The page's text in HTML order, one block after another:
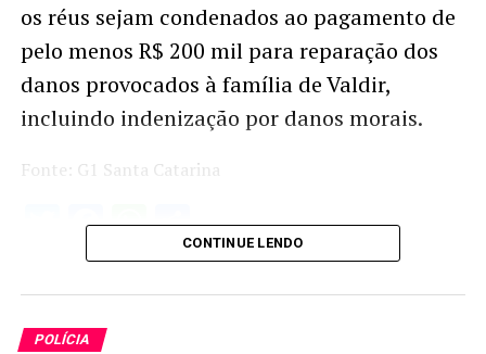
os réus sejam condenados ao pagamento de
pelo menos R$ 200 mil para reparação dos
danos provocados à família de Valdir,
incluindo indenização por danos morais.
Fonte: G1 Santa Catarina
Twitter
Facebook
WhatsApp
Share
CONTINUE LENDO
POLÍCIA